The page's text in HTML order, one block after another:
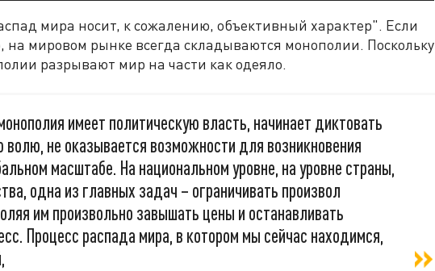
мира носит, к сожалению, объективный характер". Если
на мировом рынке всегда складываются монополии. Поскольку
разрывают мир на части как одеяло.
имеет политическую власть, начинает диктовать
волю, не оказывается возможности для возникновения
масштабе. На национальном уровне, на уровне страны,
одна из главных задач – ограничивать произвол
им произвольно завышать цены и останавливать
Процесс распада мира, в котором мы сейчас находимся,